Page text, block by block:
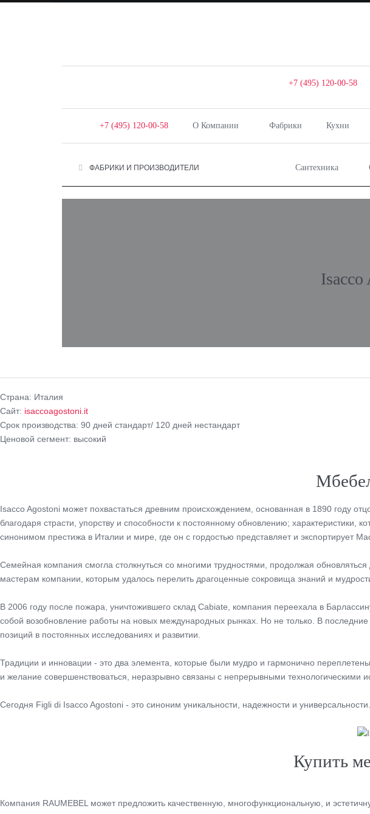
+7 (495) 120-00-58
+7 (495) 120-00-58 О Компании Фабрики Кухни
Сантехника
ФАБРИКИ И ПРОИЗВОДИТЕЛИ
Cтрана: Италия
Сайт: isaccoagostoni.it
Срок производства: 90 дней стандарт/ 120 дней нестандарт
Ценовой сегмент: высокий
Isacco Agostoni может похвастаться древним происхождением, основанная в 1890 году
благодаря страсти, упорству и способности к постоянному обновлению;
синонимом престижа в Италии и мире, где он с гордостью представляет и экспортирует
Семейная компания смогла столкнуться со многими трудностями, продолжая
мастерам компании, которым удалось перелить драгоценные сокровища знаний и
В 2006 году после пожара, уничтожившего склад Cabiate, компания переехала в
собой возобновление работы на новых международных рынках. Но не только. В
позиций в постоянных исследованиях и развитии.
Традиции и инновации - это два элемента, которые были мудро и гармонично
и желание совершенствоваться, неразрывно связаны с непрерывными технологическими
Сегодня Figli di Isacco Agostoni - это синоним уникальности, надежности и универсальности.
Купить
Компания RAUMEBEL может предложить качественную, многофункциональную, и